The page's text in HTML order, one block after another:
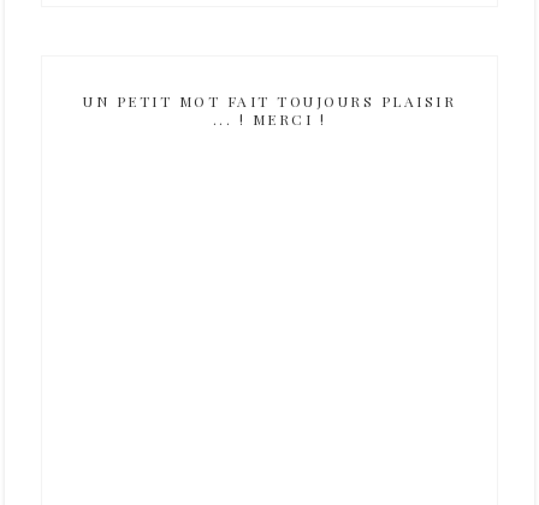
UN PETIT MOT FAIT TOUJOURS PLAISIR
... ! MERCI !